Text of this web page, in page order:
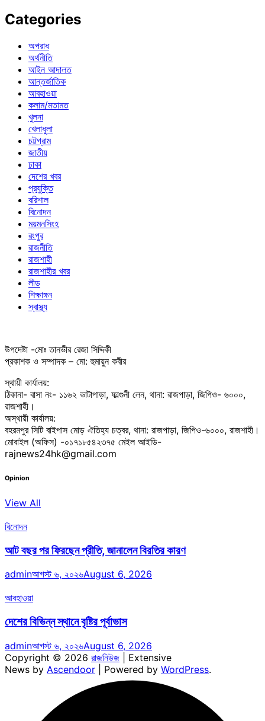
Categories
অপরাধ
অর্থনীতি
আইন আদালত
আন্তর্জাতিক
আবহাওয়া
কলাম/মতামত
খুলনা
খেলাধুলা
চট্টগ্রাম
জাতীয়
ঢাকা
দেশের খবর
প্রযুক্তি
বরিশাল
বিনোদন
ময়মনসিংহ
রংপুর
রাজনীতি
রাজশাহী
রাজশাহীর খবর
লীড
শিক্ষাঙ্গন
স্বাস্থ্য
উপদেষ্টা -মোঃ তানভীর রেজা সিদ্দিকী
প্রকাশক ও সম্পাদক – মো: হুমায়ুন কবীর
স্থায়ী কার্যালয়:
ঠিকানা- বাসা নং- ১১৬২ ভাটাপাড়া, ফাল্গুনী লেন, থানা: রাজপাড়া, জিপিও- ৬০০০,
রাজশাহী।
অস্থায়ী কার্যালয়:
বহরমপুর সিটি বাইপাস মোড় ঐতিহ্য চত্বর, থানা: রাজপাড়া, জিপিও-৬০০০, রাজশাহী।
মোবাইল (অফিস) -০১৭১৮৫৪২৩৭৫ মেইল আইডি-
rajnews24hk@gmail.com
Opinion
View All
বিনোদন
আট বছর পর ফিরছেন প্রীতি, জানালেন বিরতির কারণ
adminআগস্ট ৬, ২০২৬August 6, 2026
আবহাওয়া
দেশের বিভিন্ন স্থানে বৃষ্টির পূর্বাভাস
adminআগস্ট ৬, ২০২৬August 6, 2026
Copyright © 2026 রাজনিউজ | Extensive
News by Ascendoor | Powered by WordPress.